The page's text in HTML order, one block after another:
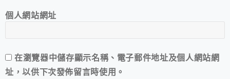
個人網站網址
在瀏覽器中儲存顯示名稱、電子郵件地址及個人網站網
址，以供下次發佈留言時使用。